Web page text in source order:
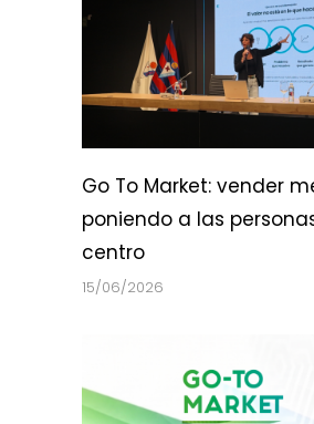
Go To Market: vender
poniendo a las
centro
15/06/2026